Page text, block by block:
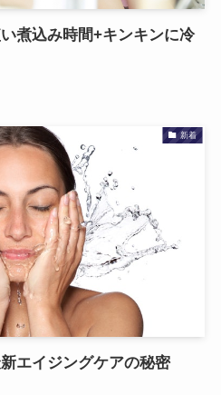
煮込み時間+キンキンに冷
新着
エイジングケアの秘密